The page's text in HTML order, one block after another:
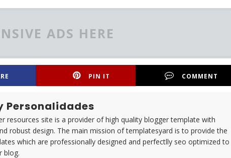
ADS HERE
PIN IT COMMENT
Personalidades
resources site is a provider of high quality blogger template with
robust design. The main mission of templatesyard is to provide the
which are professionally designed and perfectlly seo optimized to
blog.